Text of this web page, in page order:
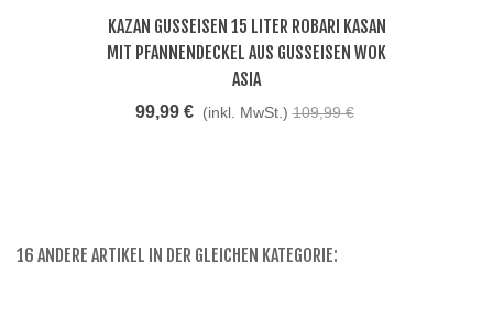
KAZAN GUSSEISEN 15 LITER ROBARI KASAN
MIT PFANNENDECKEL AUS GUSSEISEN WOK
ASIA
99,99 € (inkl. MwSt.) 109,99 €
16 ANDERE ARTIKEL IN DER GLEICHEN KATEGORIE: